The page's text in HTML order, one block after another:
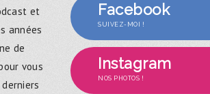
et
années
de
vous
Facebook
SUIVEZ-MOI !
Instagram
NOS PHOTOS !